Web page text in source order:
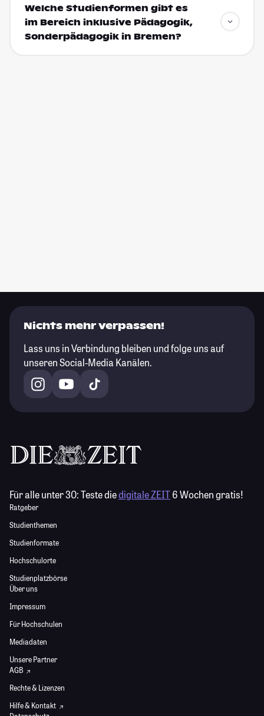
Welche Studienformen gibt es
im Bereich inklusive Pädagogik,
Sonderpädagogik in Bremen?
Nichts mehr verpassen!
Lass uns in Verbindung bleiben und folge uns auf
unseren Social-Media Kanälen.
Für alle unter 30:Teste diedigitale ZEIT6 Wochen gratis!
Ratgeber
Studienthemen
Studienformate
Hochschulorte
Studienplatzbörse
Über uns
Impressum
Für Hochschulen
Mediadaten
Unsere Partner
AGB
Rechte & Lizenzen
Hilfe & Kontakt